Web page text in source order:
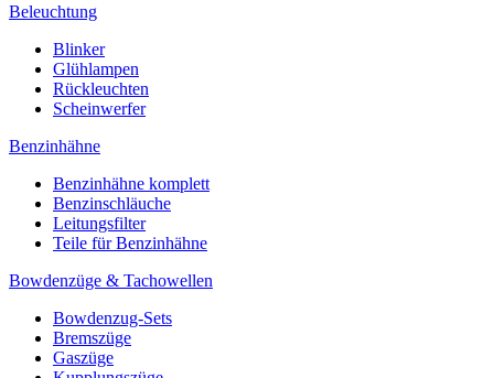
Beleuchtung
Blinker
Glühlampen
Rückleuchten
Scheinwerfer
Benzinhähne
Benzinhähne komplett
Benzinschläuche
Leitungsfilter
Teile für Benzinhähne
Bowdenzüge & Tachowellen
Bowdenzug-Sets
Bremszüge
Gaszüge